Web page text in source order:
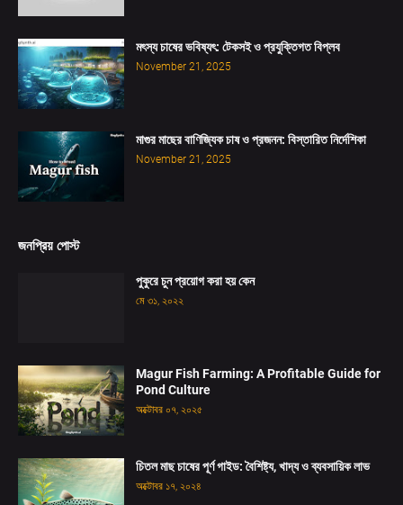
মৎস্য চাষের ভবিষ্যৎ: টেকসই ও প্রযুক্তিগত বিপ্লব
November 21, 2025
মাগুর মাছের বাণিজ্যিক চাষ ও প্রজনন: বিস্তারিত নির্দেশিকা
November 21, 2025
জনপ্রিয় পোস্ট
পুকুরে চুন প্রয়োগ করা হয় কেন
মে ৩১, ২০২২
Magur Fish Farming: A Profitable Guide for
Pond Culture
অক্টোবর ০৭, ২০২৫
চিতল মাছ চাষের পূর্ণ গাইড: বৈশিষ্ট্য, খাদ্য ও ব্যবসায়িক লাভ
অক্টোবর ১৭, ২০২৪